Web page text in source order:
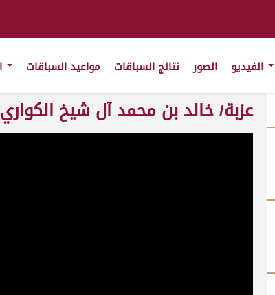
الصور نتائج السباقات مواعيد السباقات
عزبة/ خالد بن محمد آل شيخ الكواري